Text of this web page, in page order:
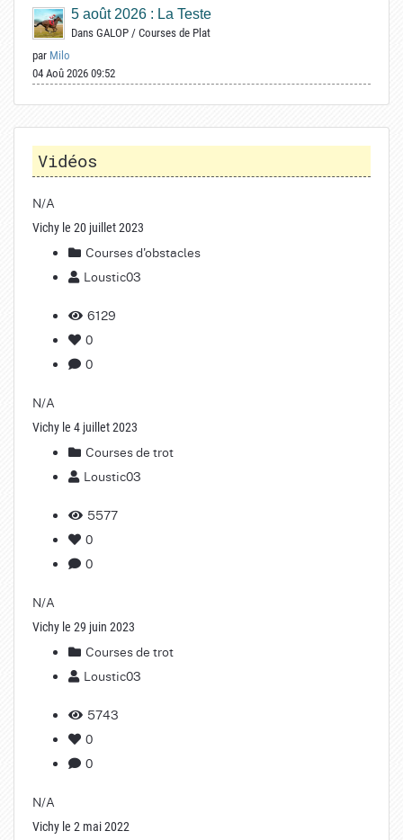
5 août 2026 : La Teste
Dans GALOP / Courses de Plat
par Milo
04 Aoû 2026 09:52
Vidéos
N/A
Vichy le 20 juillet 2023
Courses d'obstacles
Loustic03
6129
0
0
N/A
Vichy le 4 juillet 2023
Courses de trot
Loustic03
5577
0
0
N/A
Vichy le 29 juin 2023
Courses de trot
Loustic03
5743
0
0
N/A
Vichy le 2 mai 2022